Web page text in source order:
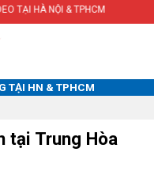
TẠI HN & TPHCM
tại Trung Hòa